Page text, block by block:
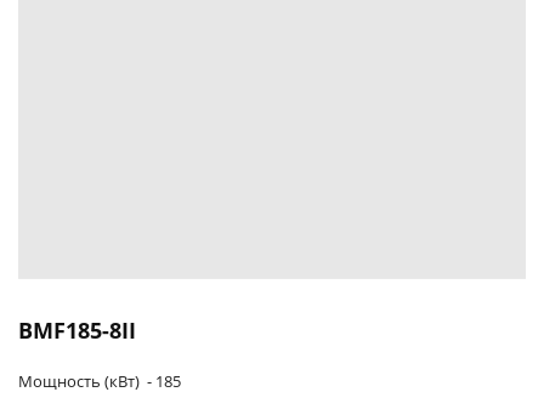
BMF185-8II
Мощность (кВт) - 185